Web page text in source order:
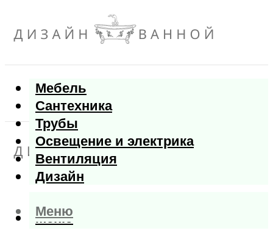
Мебель
Сантехника
Трубы
Освещение и электрика
Вентиляция
Дизайн
Меню
Меню